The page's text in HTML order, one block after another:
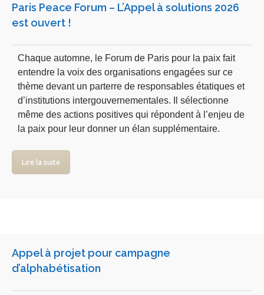
Paris Peace Forum – L’Appel à solutions 2026
est ouvert !
Chaque automne, le Forum de Paris pour la paix fait
entendre la voix des organisations engagées sur ce
thème devant un parterre de responsables étatiques et
d’institutions intergouvernementales. Il sélectionne
même des actions positives qui répondent à l’enjeu de
la paix pour leur donner un élan supplémentaire.
Lire la suite
Appel à projet pour campagne
d’alphabétisation